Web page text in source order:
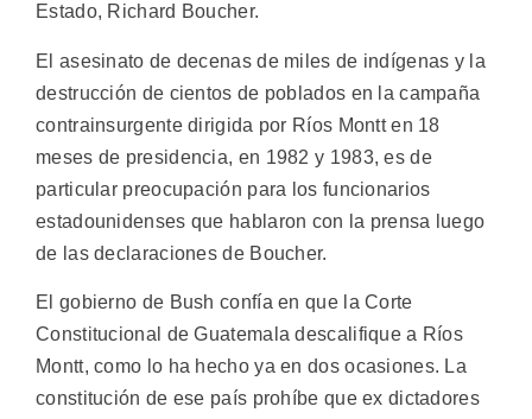
Estado, Richard Boucher.
El asesinato de decenas de miles de indígenas y la
destrucción de cientos de poblados en la campaña
contrainsurgente dirigida por Ríos Montt en 18
meses de presidencia, en 1982 y 1983, es de
particular preocupación para los funcionarios
estadounidenses que hablaron con la prensa luego
de las declaraciones de Boucher.
El gobierno de Bush confía en que la Corte
Constitucional de Guatemala descalifique a Ríos
Montt, como lo ha hecho ya en dos ocasiones. La
constitución de ese país prohíbe que ex dictadores